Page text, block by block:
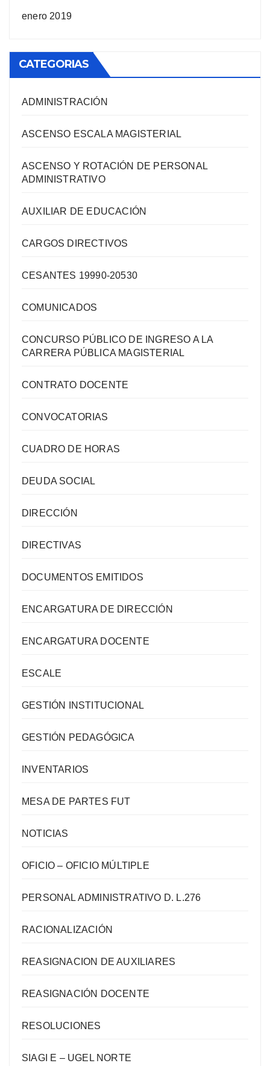
enero 2019
CATEGORIAS
ADMINISTRACIÓN
ASCENSO ESCALA MAGISTERIAL
ASCENSO Y ROTACIÓN DE PERSONAL
ADMINISTRATIVO
AUXILIAR DE EDUCACIÓN
CARGOS DIRECTIVOS
CESANTES 19990-20530
COMUNICADOS
CONCURSO PÚBLICO DE INGRESO A LA
CARRERA PÚBLICA MAGISTERIAL
CONTRATO DOCENTE
CONVOCATORIAS
CUADRO DE HORAS
DEUDA SOCIAL
DIRECCIÓN
DIRECTIVAS
DOCUMENTOS EMITIDOS
ENCARGATURA DE DIRECCIÓN
ENCARGATURA DOCENTE
ESCALE
GESTIÓN INSTITUCIONAL
GESTIÓN PEDAGÓGICA
INVENTARIOS
MESA DE PARTES FUT
NOTICIAS
OFICIO – OFICIO MÚLTIPLE
PERSONAL ADMINISTRATIVO D. L.276
RACIONALIZACIÓN
REASIGNACION DE AUXILIARES
REASIGNACIÓN DOCENTE
RESOLUCIONES
SIAGI E – UGEL NORTE